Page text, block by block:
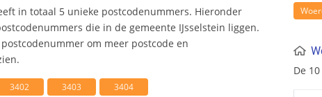
in totaal 5 unieke postcodenummers. Hieronder
die in de gemeente IJsselstein liggen.
om meer postcode en
3402 3403 3404
De